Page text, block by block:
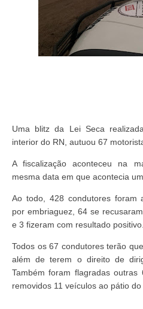
Uma blitz da Lei Seca
interior do RN, autuou 67
A fiscalização aconteceu na
mesma data em que acontecia
Ao todo, 428 condutores foram
por embriaguez, 64 se
e 3 fizeram com resultado positivo.
Todos os 67 condutores terão
além de terem o direito de
Também foram flagradas outras
removidos 11 veículos ao pátio do